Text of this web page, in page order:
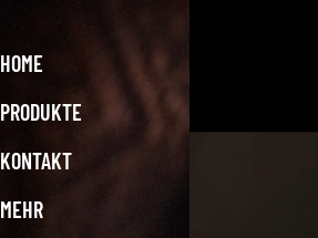
HOME
PRODUKTE
KONTAKT
MEHR